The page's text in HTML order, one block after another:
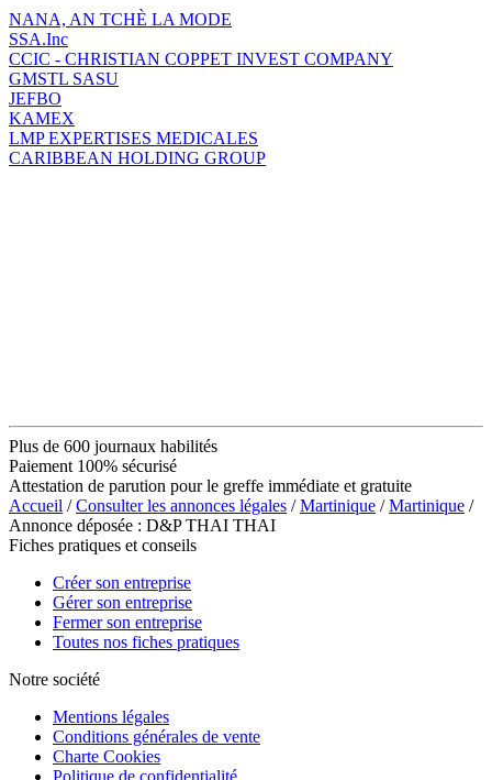
NANA, AN TCHÈ LA MODE
SSA.Inc
CCIC - CHRISTIAN COPPET INVEST COMPANY
GMSTL SASU
JEFBO
KAMEX
LMP EXPERTISES MEDICALES
CARIBBEAN HOLDING GROUP
Plus de 600 journaux habilités
Paiement 100% sécurisé
Attestation de parution pour le greffe immédiate et gratuite
Accueil /Consulter les annonces légales /Martinique /Martinique /
Annonce déposée : D&P THAI THAI
Fiches pratiques et conseils
Créer son entreprise
Gérer son entreprise
Fermer son entreprise
Toutes nos fiches pratiques
Notre société
Mentions légales
Conditions générales de vente
Charte Cookies
Politique de confidentialité